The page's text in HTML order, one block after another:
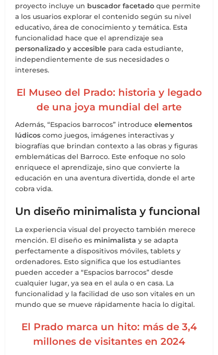
proyecto incluye un buscador facetado que permite
a los usuarios explorar el contenido según su nivel
educativo, área de conocimiento y temática. Esta
funcionalidad hace que el aprendizaje sea
personalizado y accesible para cada estudiante,
independientemente de sus necesidades o
intereses.
El Museo del Prado: historia y legado
de una joya mundial del arte
Además, “Espacios barrocos” introduceelementos
lúdicos como juegos, imágenes interactivas y
biografías que brindan contexto a las obras y figuras
emblemáticas del Barroco. Este enfoque no solo
enriquece el aprendizaje, sino que convierte la
educación en una aventura divertida, donde el arte
cobra vida.
Un diseño minimalista y funcional
La experiencia visual del proyecto también merece
mención. El diseño es minimalista y se adapta
perfectamente a dispositivos móviles, tablets y
ordenadores. Esto significa que los estudiantes
pueden acceder a “Espacios barrocos” desde
cualquier lugar, ya sea en el aula o en casa. La
funcionalidad y la facilidad de uso son vitales en un
mundo que se mueve rápidamente hacia lo digital.
El Prado marca un hito: más de 3,4
millones de visitantes en 2024